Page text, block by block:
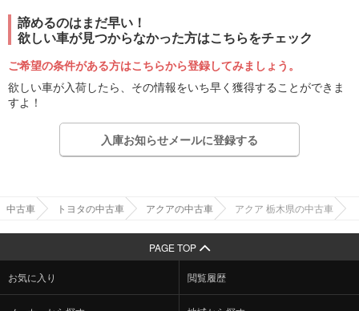
諦めるのはまだ早い！
欲しい車が見つからなかった方はこちらをチェック
ご希望の条件がある方はこちらから登録してみましょう。
欲しい車が入荷したら、その情報をいち早く獲得することができま
すよ！
入庫お知らせメールに登録する
中古車 トヨタの中古車 アクアの中古車 アクア 栃木県の中古車
PAGE TOP
お気に入り 閲覧履歴